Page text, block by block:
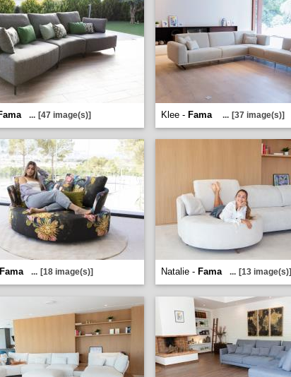
... [47 image(s)] Klee - Fama ... [37 image(s)]
Fama ... [18 image(s)] Natalie - Fama ... [13 image(s)]